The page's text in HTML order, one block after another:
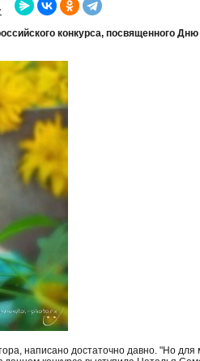
конкурса, посвященного
написано достаточно давно. "Но